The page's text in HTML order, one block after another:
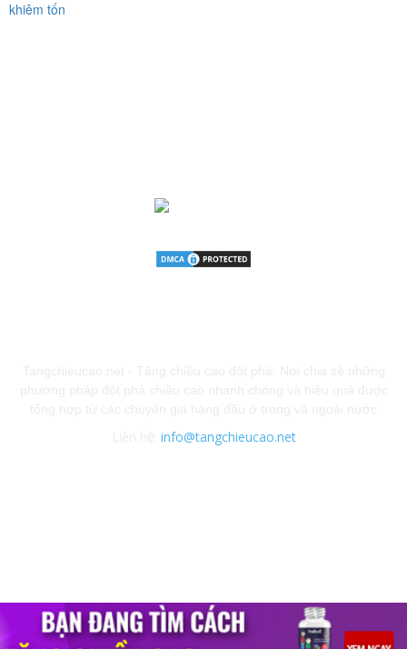
info@tangchieucao.net
Copyright © 2011-2017 by tangchieucao.net. Kiến thức tăng chiều cao cho